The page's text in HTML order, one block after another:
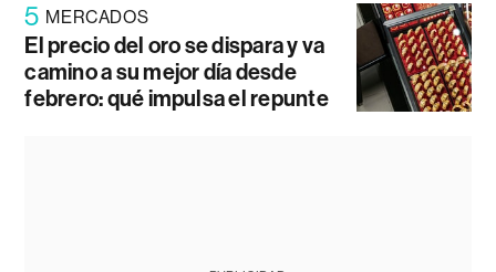
5 MERCADOS
El precio del oro se dispara y va
camino a su mejor día desde
febrero: qué impulsa el repunte